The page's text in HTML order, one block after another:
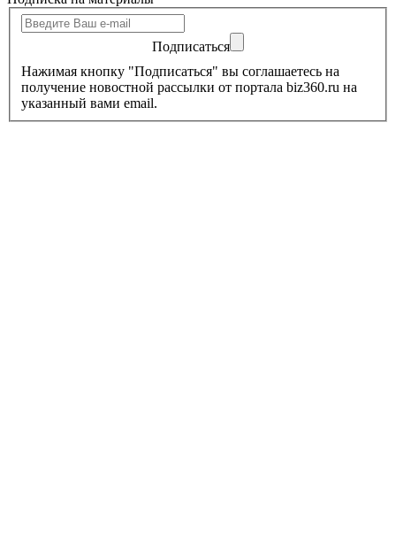
Подписаться
Нажимая кнопку "Подписаться" вы соглашаетесь на
получение новостной рассылки от портала biz360.ru на
указанный вами email.